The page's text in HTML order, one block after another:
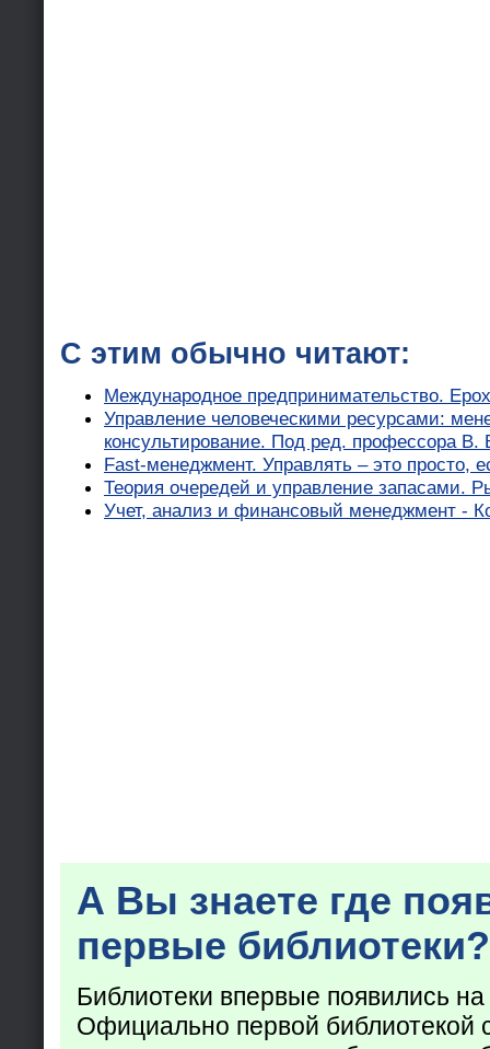
С этим обычно читают:
Международное предпринимательство.
Управление человеческими ресурсами:
консультирование. Под ред. профессора
Fast-менеджмент. Управлять – это просто,
Теория очередей и управление запасами.
Учет, анализ и финансовый менеджмент -
А Вы знаете где
первые библиотеки?
Библиотеки впервые появились
Официально первой библиотекой